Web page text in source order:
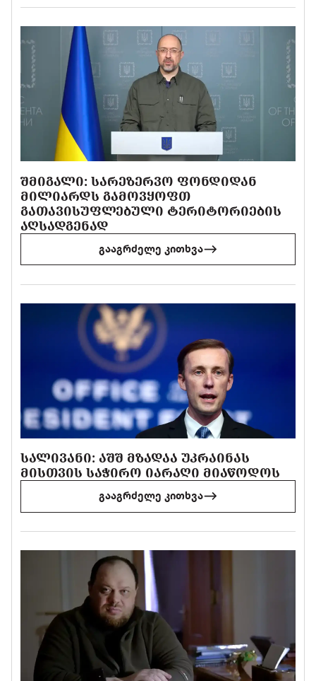
ᲨᲛᲘᲒᲐᲚᲘ: ᲡᲐᲠᲔᲖᲔᲠᲕᲝ ᲤᲝᲜᲓᲘᲓᲐᲜ
ᲛᲘᲚᲘᲐᲠᲓᲡ ᲒᲐᲛᲝᲕᲧᲝᲤᲗ
ᲒᲐᲗᲐᲕᲘᲡᲣᲤᲚᲔᲑᲣᲚᲘ ᲢᲔᲠᲘᲢᲝᲠᲘᲔᲑᲘᲡ
ᲐᲦᲡᲐᲓᲒᲔᲜᲐᲓ
გააგრძელე კითხვა
ᲡᲐᲚᲘᲕᲐᲜᲘ: ᲐᲨᲨ ᲛᲖᲐᲓᲐᲐ ᲣᲙᲠᲐᲘᲜᲐᲡ
ᲛᲘᲡᲗᲕᲘᲡ ᲡᲐᲭᲘᲠᲝ ᲘᲐᲠᲐᲦᲘ ᲛᲘᲐᲬᲝᲓᲝᲡ
გააგრძელე კითხვა